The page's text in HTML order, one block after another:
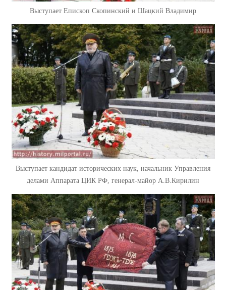
Выступает Епископ Скопинский и Шацкий Владимир
Выступает кандидат исторических наук, начальник Управления
делами Аппарата ЦИК РФ, генерал-майор А.В.Кирилин